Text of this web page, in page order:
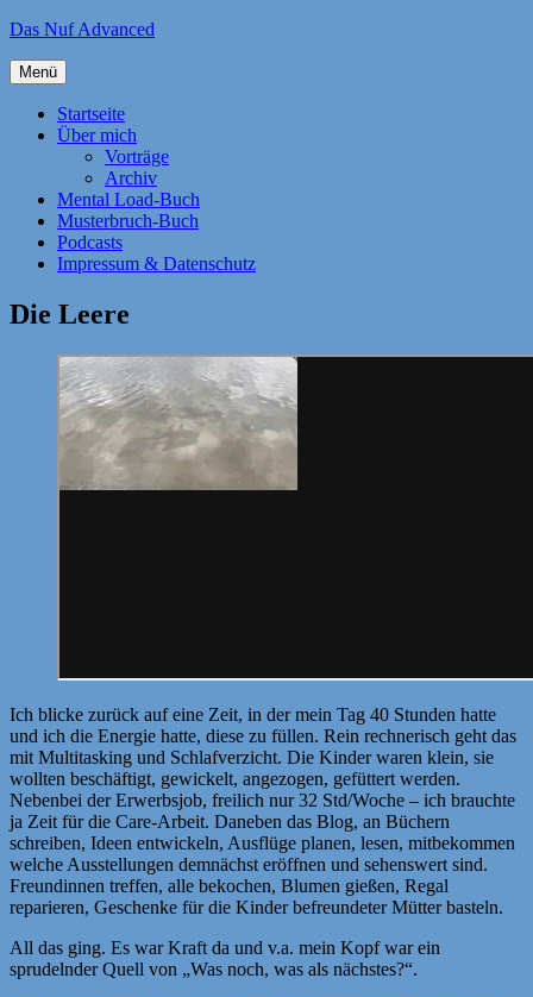
Zum
springen
Das Nuf Advanced
Menü
Startseite
Über mich
Vorträge
Archiv
Mental Load-Buch
Musterbruch-Buch
Podcasts
Impressum & Datenschutz
Die Leere
Ich blicke zurück auf eine Zeit, in der mein Tag 40 Stunden hatte
und ich die Energie hatte, diese zu füllen. Rein rechnerisch geht das
mit Multitasking und Schlafverzicht. Die Kinder waren klein, sie
wollten beschäftigt, gewickelt, angezogen, gefüttert werden.
Nebenbei der Erwerbsjob, freilich nur 32 Std/Woche – ich brauchte
ja Zeit für die Care-Arbeit. Daneben das Blog, an Büchern
schreiben, Ideen entwickeln, Ausflüge planen, lesen, mitbekommen
welche Ausstellungen demnächst eröffnen und sehenswert sind.
Freundinnen treffen, alle bekochen, Blumen gießen, Regal
reparieren, Geschenke für die Kinder befreundeter Mütter basteln.
All das ging. Es war Kraft da und v.a. mein Kopf war ein
sprudelnder Quell von „Was noch, was als nächstes?“.